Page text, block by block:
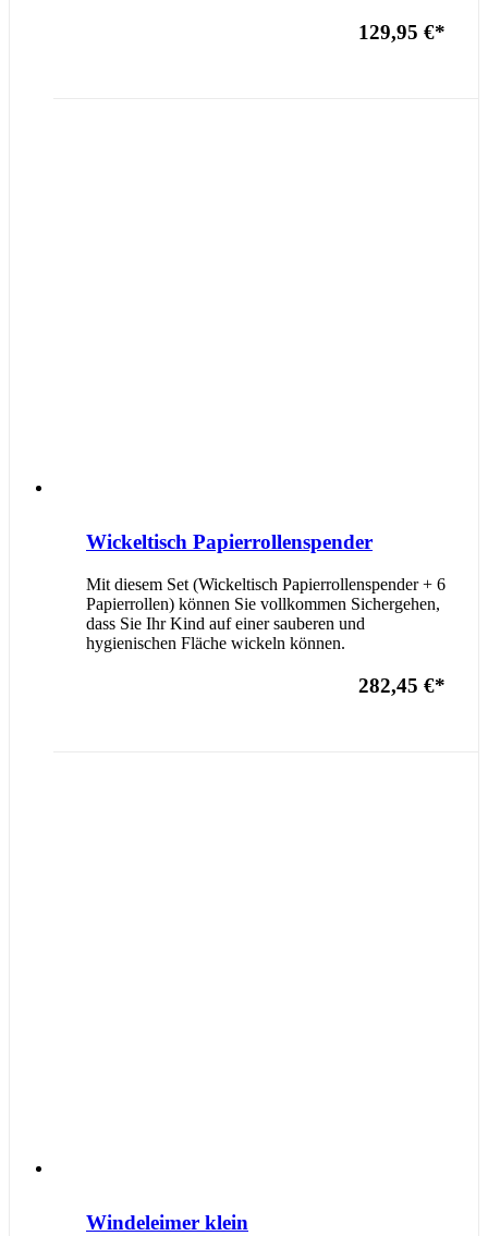
129,95 €*
Wickeltisch Papierrollenspender
Mit diesem Set (Wickeltisch Papierrollenspender + 6
Papierrollen) können Sie vollkommen Sichergehen,
dass Sie Ihr Kind auf einer sauberen und
hygienischen Fläche wickeln können.
282,45 €*
Windeleimer klein